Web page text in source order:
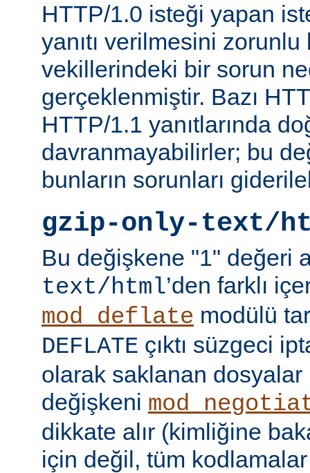
HTTP/1.0 isteği yapan
yanıtı verilmesini zorunlu
vekillerindeki bir sorun
gerçeklenmiştir. Bazı
HTTP/1.1 yanıtlarında
davranmayabilirler; bu
bunların sorunları
gzip-only-text/
Bu değişkene "1" değeri
text/html’den farklı
mod_deflate modülü
DEFLATE çıktı süzgeci
olarak saklanan dosyalar
değişkeni
dikkate alır (kimliğine
için değil, tüm